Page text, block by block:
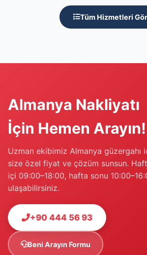
Tüm Hizmetleri Gör
Almanya Nakliyatı
İçin Hemen Arayın!
Uzman ekibimiz Almanya güzergahı
size özel fiyat ve çözüm sunsun.
içi 09:00–18:00, hafta sonu
ulaşabilirsiniz.
+90 444 56 93
Beni Arayın Formu